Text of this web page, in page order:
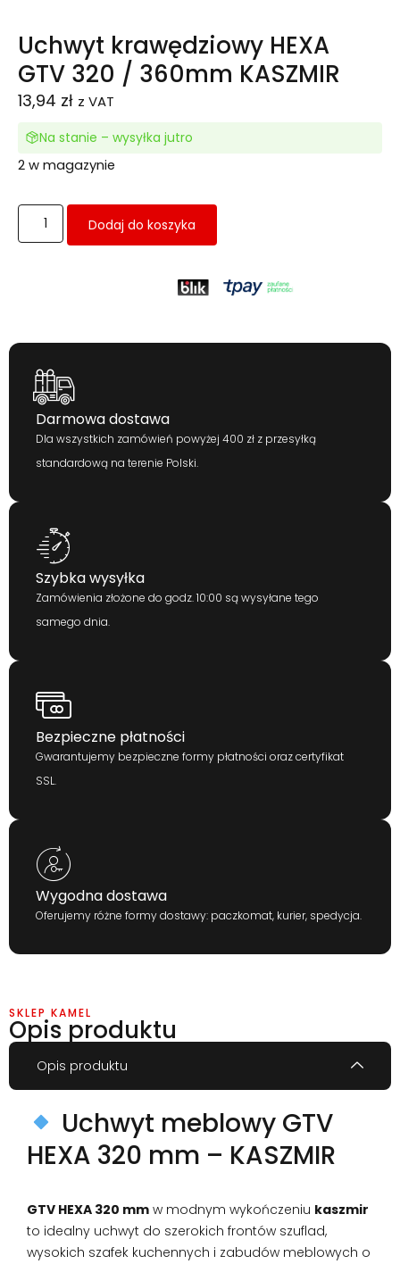
Uchwyt krawędziowy HEXA
GTV 320 / 360mm KASZMIR
13,94 zł z VAT
Na stanie – wysyłka jutro
2 w magazynie
Dodaj do koszyka
Darmowa dostawa
Dla wszystkich zamówień powyżej 400 zł z przesyłką
standardową na terenie Polski.
Szybka wysyłka
Zamówienia złożone do godz. 10:00 są wysyłane tego
samego dnia.
Bezpieczne płatności
Gwarantujemy bezpieczne formy płatności oraz certyfikat
SSL.
Wygodna dostawa
Oferujemy różne formy dostawy: paczkomat, kurier, spedycja.
SKLEP KAMEL
Opis produktu
Opis produktu
Uchwyt meblowy GTV
HEXA 320 mm – KASZMIR
GTV HEXA 320 mm w modnym wykończeniu kaszmir
to idealny uchwyt do szerokich frontów szuflad,
wysokich szafek kuchennych i zabudów meblowych o